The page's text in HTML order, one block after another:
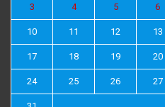
3 4 5 6
10 11 12 13
17 18 19 20
24 25 26 27